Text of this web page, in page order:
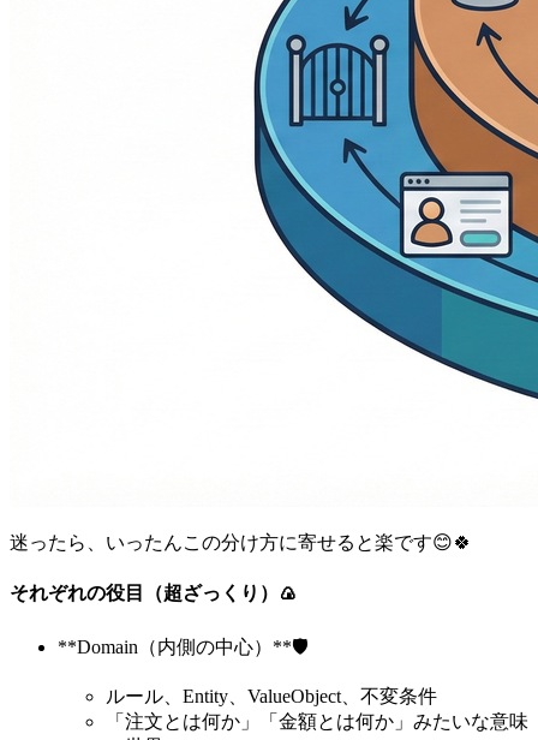
迷ったら、いったんこの分け方に寄せると楽です😊🍀
それぞれの役目（超ざっくり）🍙
**Domain（内側の中心）**🛡️
ルール、Entity、ValueObject、不変条件
「注文とは何か」「金額とは何か」みたいな意味